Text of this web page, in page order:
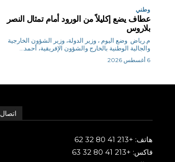
وطني
عطاف يضع إكليلاً من الورود أمام تمثال النصر
بلاروس
م.رياض وضع اليوم ، وزير الدولة، وزير الشؤون الخارجية
والجالية الوطنية بالخارج والشؤون الإفريقية، أحمد...
6 أغسطس 2026
اتصال
هاتف: +213 41 80 32 62
فاكس: +213 41 80 32 63